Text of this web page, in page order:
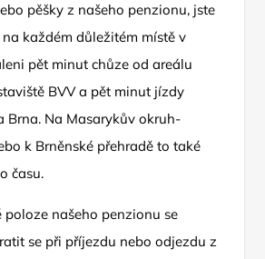
pěšky z našeho penzionu, jste
každém důležitém místě v
pět minut chůze od areálu
BVV a pět minut jízdy
Brna. Na Masarykův okruh-
k Brněnské přehradě to také
času.
poloze našeho penzionu se
se při příjezdu nebo odjezdu z